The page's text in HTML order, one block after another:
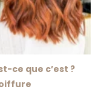
ce que c’est ?